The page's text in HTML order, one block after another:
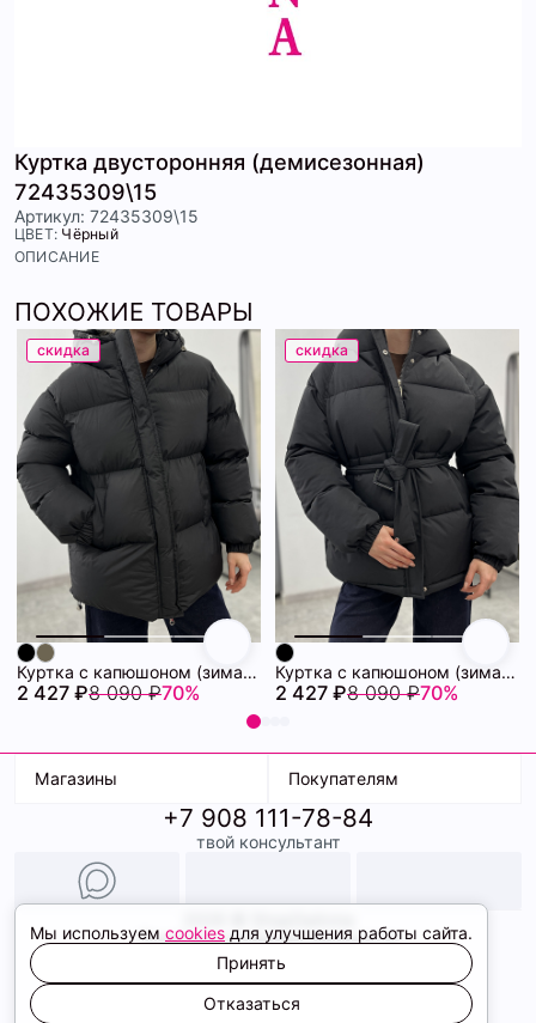
Куртка двусторонняя (демисезонная)
72435309\15
Артикул: 72435309\15
ЦВЕТ: Чёрный
ОПИСАНИЕ
ПОХОЖИЕ ТОВАРЫ
скидка
Куртка с капюшоном (зима) 72460880\15
2 427 ₽8 090 ₽70%
скидка
Куртка с капюшоном (зима) 72460878\15
2 427 ₽8 090 ₽70%
Магазины
ТК Терминал
ТРК Континент
Покупателям
Доставка
Условия оплаты
Образы
+7 908 111-78-84
твой консультант
Политика конфиденциальности
Соглашение cookie
Сайт создали
Мы используем cookies для улучшения работы сайта.
Принять
Отказаться